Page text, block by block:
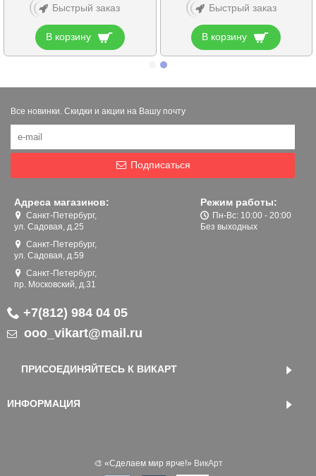
Быстрый заказ
В корзину
Быстрый заказ
В корзину
Все новинки. Скидки и акции на Вашу почту
Подписаться
Адреса магазинов:
Санкт-Петербург,
ул. Садовая, д.25
Санкт-Петербург,
ул. Садовая, д.59
Санкт-Петербург,
пр. Московский, д.31
Режим работы:
Пн-Вс: 10:00 - 20:00
Без выходных
+7(812) 984 04 05
ooo_vikart@mail.ru
ПРИСОЕДИНЯЙТЕСЬ К ВИКАРТ
ИНФОРМАЦИЯ
🎨 «‎Сделаем мир ярче!» ВикАрт